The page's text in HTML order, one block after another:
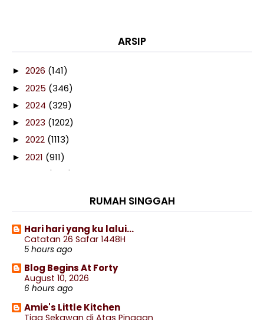
ARSIP
► 2026 (141)
► 2025 (346)
► 2024 (329)
► 2023 (1202)
► 2022 (1113)
► 2021 (911)
(460)
►2017(359)
►2016(538)
(402)
►December(77)
►November
►October(47)
RUMAH SINGGAH
Hari hari yang ku lalui...
Catatan 26 Safar 1448H
5 hours ago
Blog Begins At Forty
August 10, 2026
6 hours ago
Amie's Little Kitchen
Tiga Sekawan di Atas Pinggan